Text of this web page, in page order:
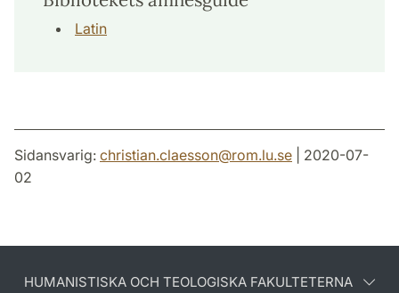
Latin
Sidansvarig: christian.claesson@rom.lu.se | 2020-07-
02
HUMANISTISKA OCH TEOLOGISKA FAKULTETERNA